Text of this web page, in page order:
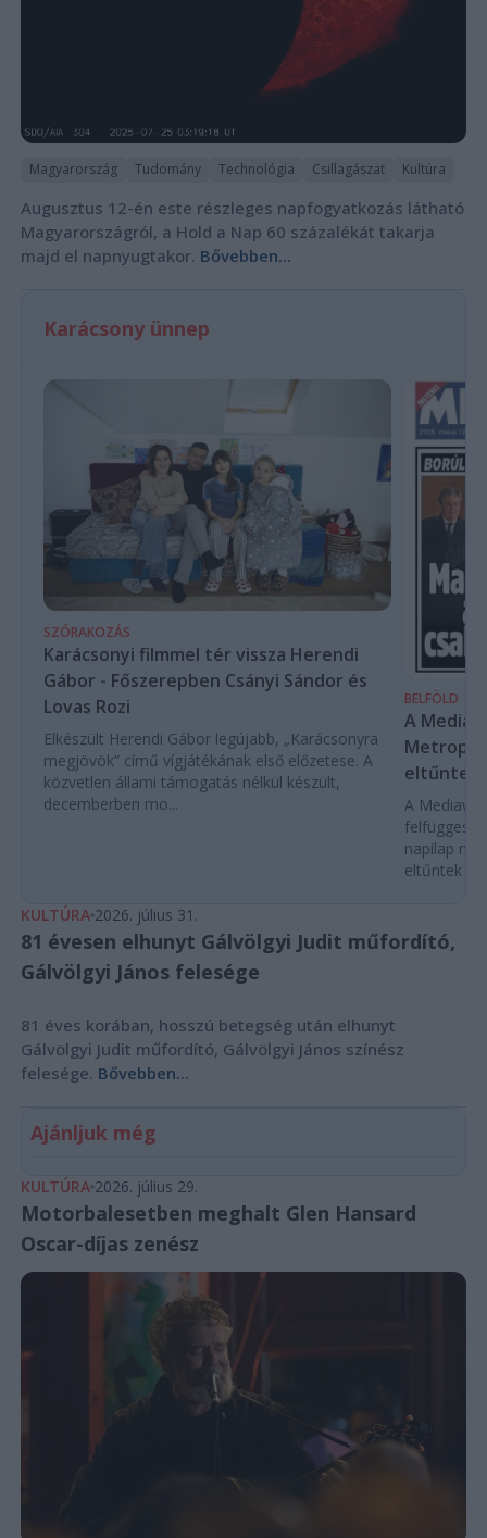
Magyarország Tudomány Technológia Csillagászat Kultúra
Augusztus 12-én este részleges napfogyatkozás látható
Magyarországról, a Hold a Nap 60 százalékát takarja
majd el napnyugtakor. Bővebben...
Karácsony ünnep
SZÓRAKOZÁS
Karácsonyi filmmel tér vissza Herendi
Gábor - Főszerepben Csányi Sándor és
Lovas Rozi
Elkészült Herendi Gábor legújabb, „Karácsonyra
megjövök” című vígjátékának első előzetese. A
közvetlen állami támogatás nélkül készült,
decemberben mo...
BELFÖLD
A
Metropol
eltűntek
A
napilap
eltűntek
KULTÚRA 2026. július 31.
81 évesen elhunyt Gálvölgyi Judit műfordító,
Gálvölgyi János felesége
81 éves korában, hosszú betegség után elhunyt
Gálvölgyi Judit műfordító, Gálvölgyi János színész
felesége. Bővebben...
Ajánljuk még
KULTÚRA 2026. július 29.
Motorbalesetben meghalt Glen Hansard
Oscar-díjas zenész